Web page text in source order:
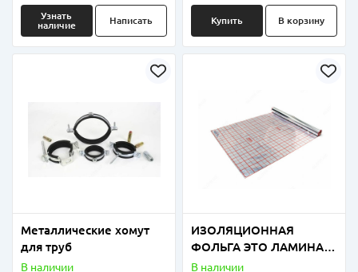
Узнать
наличие
Написать Купить В корзину
Металлические хомут
для труб
В наличии
ИЗОЛЯЦИОННАЯ
ФОЛЬГА ЭТО ЛАМИНАТ
ПОЛИЭТИЛЕНОВОЙ И
В наличии